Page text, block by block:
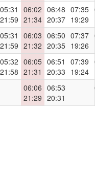
05:31
21:59
06:02
21:34
06:48
20:37
07:35
19:29
05:31
21:59
06:03
21:32
06:50
20:35
07:37
19:26
05:32
21:58
06:05
21:31
06:51
20:33
07:39
19:24
06:06
21:29
06:53
20:31